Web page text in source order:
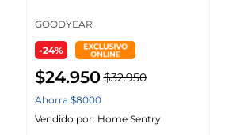
GOODYEAR
-24%
$24.950 $32.950
Ahorra $8000
Vendido por: Home Sentry